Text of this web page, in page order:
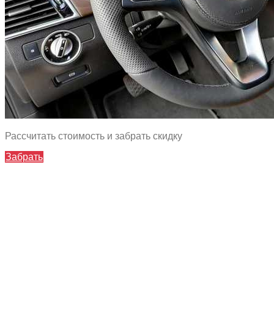
Рассчитать стоимость и забрать скидку
Забрать